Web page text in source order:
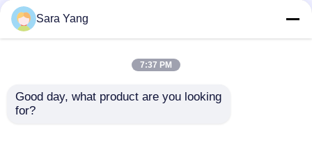
আমাদের সাথে যোগাযোগ করুন
মামলা
কাস্টম সি পি ই ফ্রস্টেড জিপার
Sara Yang
7:37 PM
Good day, what product are you looking
for?